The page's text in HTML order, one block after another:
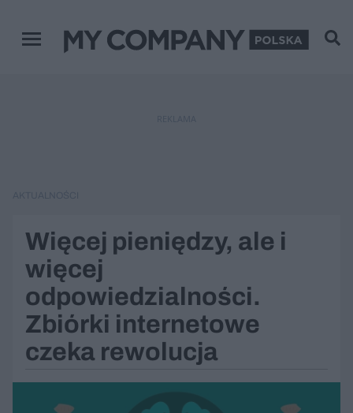
Menu główne
Więcej pieniędzy, ale i
więcej
odpowiedzialności.
Zbiórki internetowe
czeka rewolucja